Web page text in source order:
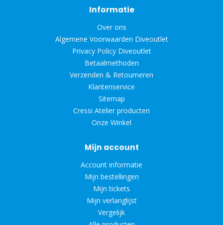
Informatie
Over ons
Algemene Voorwaarden Diveoutlet
Privacy Policy Diveoutlet
Betaalmethoden
Verzenden & Retourneren
Klantenservice
Sitemap
Cressi Atelier producten
Onze Winkel
Mijn account
Account informatie
Mijn bestellingen
Mijn tickets
Mijn verlanglijst
Vergelijk